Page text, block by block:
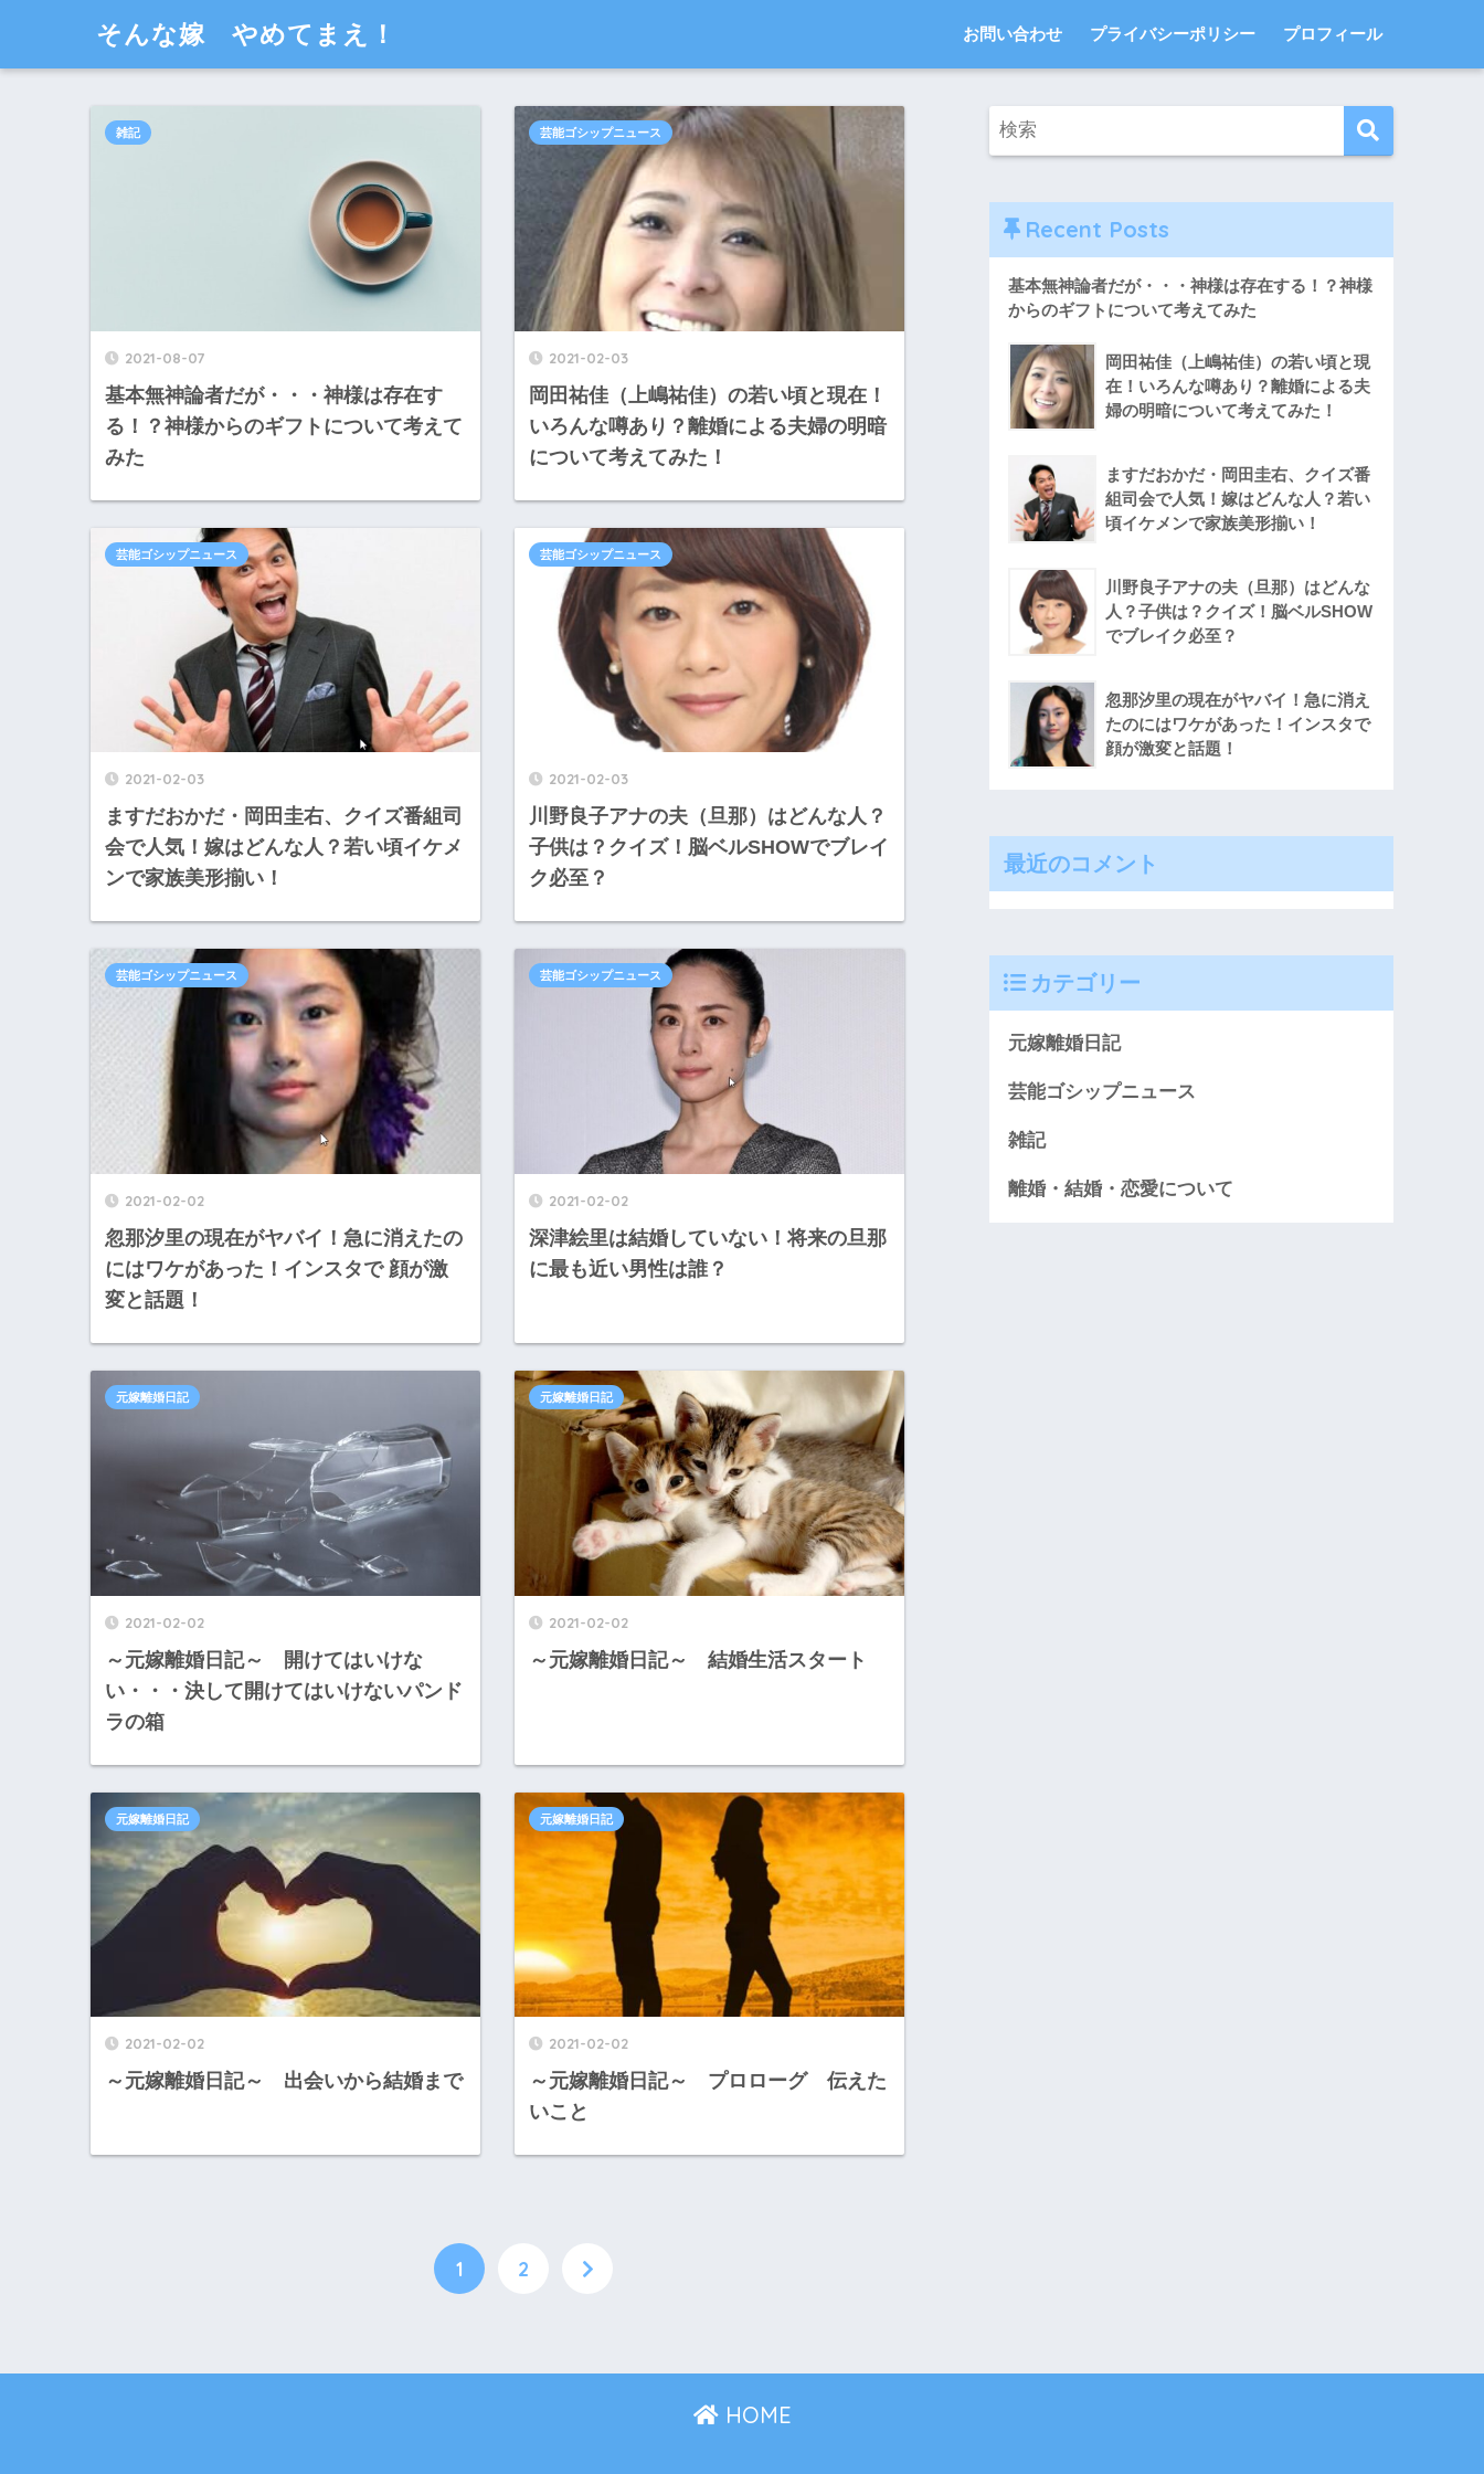
そんな嫁 やめてまえ！ お問い合わせ プライバシーポリシー プロフィール
2021-08-07
基本無神論者だが・・・神様は存在す
る！？神様からのギフトについて考えて
みた
雑記
2021-02-03
岡田祐佳（上嶋祐佳）の若い頃と現在！
いろんな噂あり？離婚による夫婦の明暗
について考えてみた！
芸能ゴシップニュース
2021-02-03
ますだおかだ・岡田圭右、クイズ番組司
会で人気！嫁はどんな人？若い頃イケメ
ンで家族美形揃い！
芸能ゴシップニュース
2021-02-03
川野良子アナの夫（旦那）はどんな人？
子供は？クイズ！脳ベルSHOWでブレイ
ク必至？
芸能ゴシップニュース
2021-02-02
忽那汐里の現在がヤバイ！急に消えたの
にはワケがあった！インスタで 顔が激
変と話題！
芸能ゴシップニュース
2021-02-02
深津絵里は結婚していない！将来の旦那
に最も近い男性は誰？
芸能ゴシップニュース
2021-02-02
～元嫁離婚日記～ 開けてはいけな
い・・・決して開けてはいけないパンド
ラの箱
元嫁離婚日記
2021-02-02
～元嫁離婚日記～ 結婚生活スタート
元嫁離婚日記
2021-02-02
～元嫁離婚日記～ 出会いから結婚まで
元嫁離婚日記
2021-02-02
～元嫁離婚日記～ プロローグ 伝えた
いこと
元嫁離婚日記
1 2
Recent Posts
基本無神論者だが・・・神様は存在する！？神様
からのギフトについて考えてみた
岡田祐佳（上嶋祐佳）の若い頃と現
在！いろんな噂あり？離婚による夫
婦の明暗について考えてみた！
ますだおかだ・岡田圭右、クイズ番
組司会で人気！嫁はどんな人？若い
頃イケメンで家族美形揃い！
川野良子アナの夫（旦那）はどんな
人？子供は？クイズ！脳ベルSHOW
でブレイク必至？
忽那汐里の現在がヤバイ！急に消え
たのにはワケがあった！インスタで
顔が激変と話題！
最近のコメント
カテゴリー
元嫁離婚日記
芸能ゴシップニュース
雑記
離婚・結婚・恋愛について
HOME